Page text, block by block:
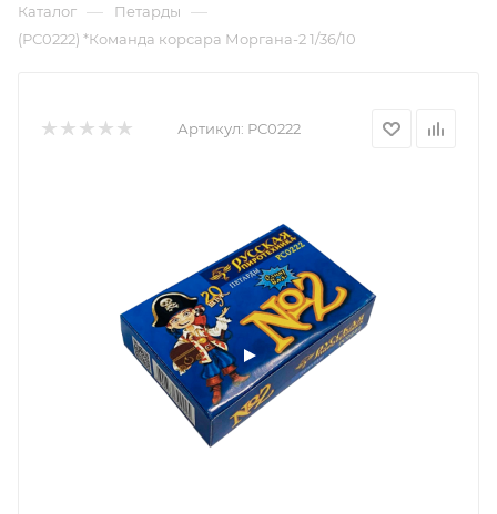
Каталог — Петарды —
(РС0222) *Команда корсара Моргана-2 1/36/10
Артикул: РС0222